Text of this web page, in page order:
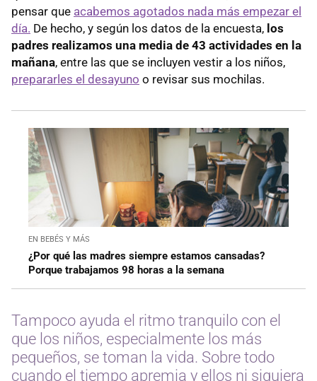
pensar que acabemos agotados nada más empezar el
día. De hecho, y según los datos de la encuesta, los
padres realizamos una media de 43 actividades en la
mañana, entre las que se incluyen vestir a los niños,
prepararles el desayuno o revisar sus mochilas.
EN BEBÉS Y MÁS
¿Por qué las madres siempre estamos cansadas?
Porque trabajamos 98 horas a la semana
Tampoco ayuda el ritmo tranquilo con el
que los niños, especialmente los más
pequeños, se toman la vida. Sobre todo
cuando el tiempo apremia y ellos ni siquiera